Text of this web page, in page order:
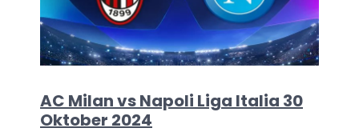
AC Milan vs Napoli Liga Italia 30
Oktober 2024